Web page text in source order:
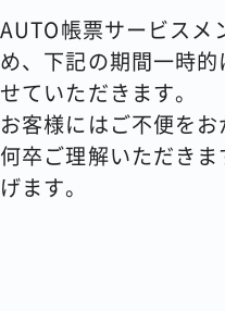
会社情報
資料請求
AUTO帳票サービスメ
め、下記の期間一時
せていただきます。
お客様にはご不便をお
何卒ご理解いただき
げます。